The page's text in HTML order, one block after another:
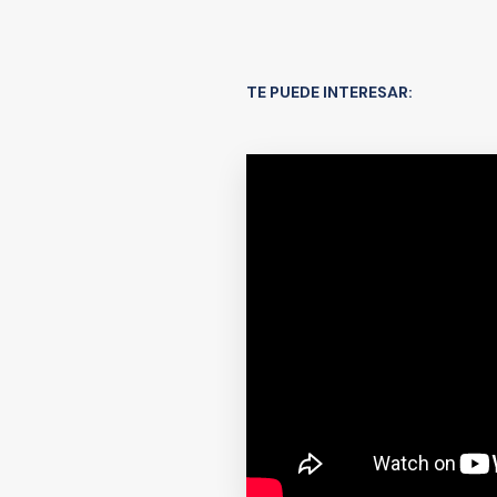
TE PUEDE INTERESAR: